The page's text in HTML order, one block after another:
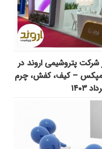
شرکت پتروشیمی اروند در
امپکس‌ – کیف، کفش، چرم
۱۴۰۳